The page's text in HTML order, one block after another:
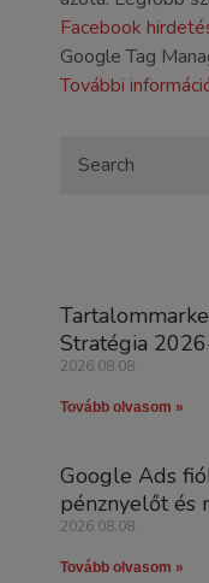
Facebook
Google Tag
További
Stratégia
2026.08.08.
Tovább olvasom »
Google Ads
pénznyelőt és
2026.08.08.
Tovább olvasom »